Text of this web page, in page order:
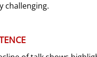
challenging.